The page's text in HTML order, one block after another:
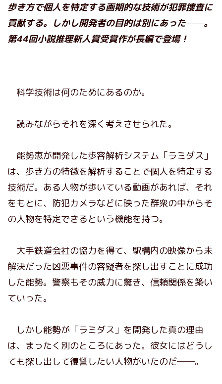
歩き方で個人を特定する画期的な技術が犯罪捜査に
貢献する。しかし開発者の目的は別にあった──。
第44回小説推理新人賞受賞作が長編で登場！
科学技術は何のためにあるのか。
読みながらそれを深く考えさせられた。
能勢恵が開発した歩容解析システム「ラミダス」
は、歩き方の特徴を解析することで個人を特定する
技術だ。ある人物が歩いている動画があれば、それ
をもとに、防犯カメラなどに映った群衆の中からそ
の人物を特定できるという機能を持つ。
大手鉄道会社の協力を得て、駅構内の映像から未
解決だった凶悪事件の容疑者を探し出すことに成功
した能勢。警察もその威力に驚き、信頼関係を築い
ていった。
しかし能勢が「ラミダス」を開発した真の理由
は、まったく別のところにあった。彼女にはどうし
ても探し出して復讐したい人物がいたのだ──。